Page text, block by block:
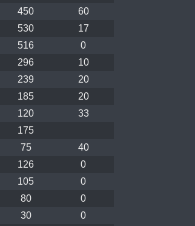
450
60
530
17
516
0
296
10
239
20
185
20
120
33
175
75
40
126
0
105
0
80
0
30
0